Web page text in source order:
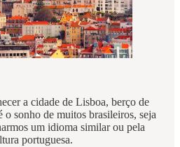
a cidade de Lisboa, berço de
o sonho de muitos brasileiros, seja
um idioma similar ou pela
portuguesa.